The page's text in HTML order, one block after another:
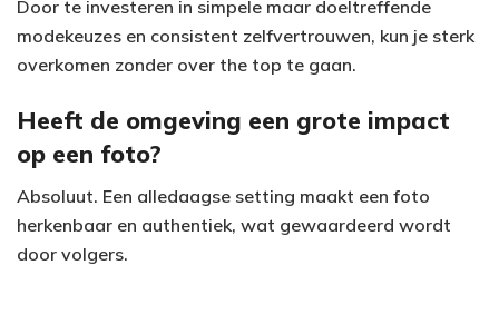
Door te investeren in simpele maar doeltreffende
modekeuzes en consistent zelfvertrouwen, kun je sterk
overkomen zonder over the top te gaan.
Heeft de omgeving een grote impact
op een foto?
Absoluut. Een alledaagse setting maakt een foto
herkenbaar en authentiek, wat gewaardeerd wordt
door volgers.